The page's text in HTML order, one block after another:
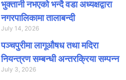
भुक्तानी नभएको भन्दै वडा अध्यक्षद्वारा
नगरपालिकामा तालाबन्दी
July 14, 2026
पञ्चपुरीमा लागूऔषध तथा मदिरा
नियन्त्रण सम्बन्धी अन्तरक्रिया सम्पन्न
July 3, 2026